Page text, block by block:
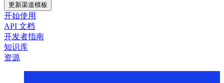
更新渠道模板
开始使用
API 文档
开发者指南
知识库
资源